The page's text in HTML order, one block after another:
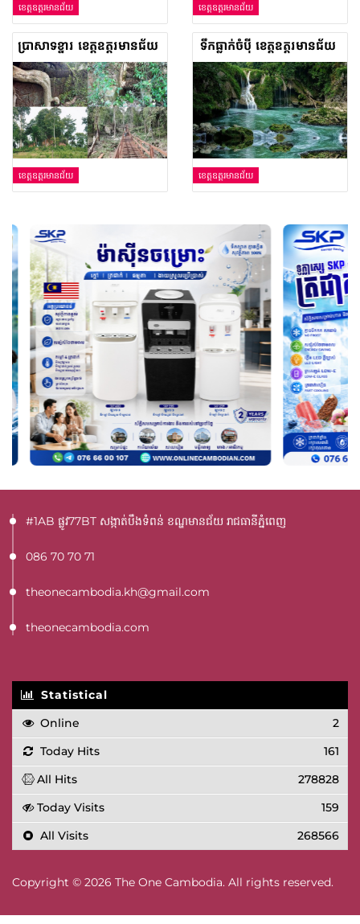
ខេត្តឧត្តរមានជ័យ ខេត្តឧត្តរមានជ័យ
​ប្រាសាទ​ខ្នារ ខេត្ត​ឧត្តរមានជ័យ
ខេត្តឧត្តរមានជ័យ
ទឹកធ្លាក់ចំប៉ី ខេត្តឧត្តរមានជ័យ
ខេត្តឧត្តរមានជ័យ
#1AB ផ្លូវ77BT​ សង្កាត់បឹងទំពន់ ខណ្ឌមានជ័យ រាជធានីភ្នំពេញ
086 70 70 71
theonecambodia.kh@gmail.com
theonecambodia.com
Statistical
Online
2
Today Hits
161
All Hits
278828
Today Visits
159
All Visits
268566
Copyright © 2026 The One Cambodia. All rights reserved.